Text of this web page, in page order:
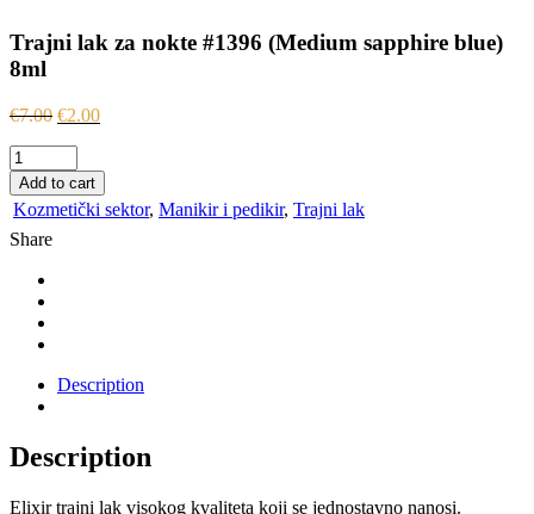
Trajni lak za nokte #1396 (Medium sapphire blue)
8ml
€7.00 €2.00
Trajni
lak
za
nokte
#1396
sapphire
blue)
quantity
Add to cart
Kozmetički sektor, Manikir i pedikir, Trajni lak
Share
Description
Description
Elixir trajni lak visokog kvaliteta koji se jednostavno nanosi.